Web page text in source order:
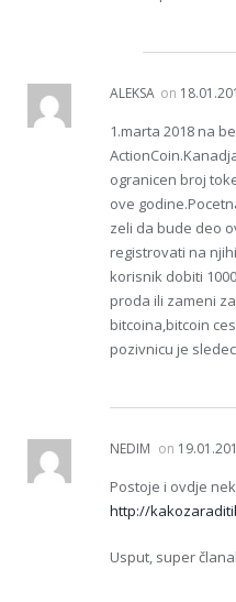
ALEKSA on
1.marta 2018 na
ogranicen broj
ove
zeli da bude deo
registrovati na
korisnik dobiti
proda ili zameni
bitcoina,bitcoin
pozivnicu je
NEDIM on
Postoje i ovdje
http://
Usput, super